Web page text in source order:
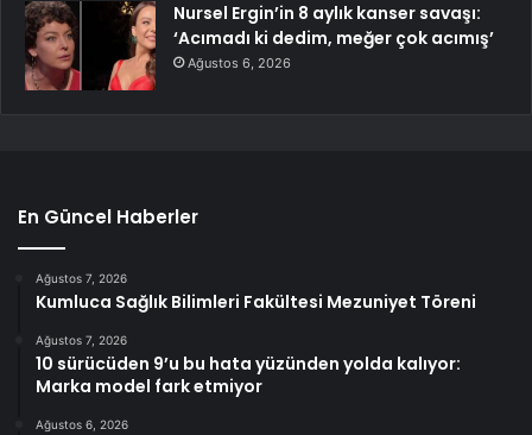
Nursel Ergin’in 8 aylık kanser savaşı:
‘Acımadı ki dedim, meğer çok acımış’
Ağustos 6, 2026
En Güncel Haberler
Ağustos 7, 2026
Kumluca Sağlık Bilimleri Fakültesi Mezuniyet Töreni
Ağustos 7, 2026
10 sürücüden 9’u bu hata yüzünden yolda kalıyor:
Marka model fark etmiyor
Ağustos 6, 2026